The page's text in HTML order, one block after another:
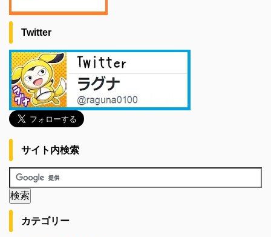
Twitter
サイト内検索
カテゴリー